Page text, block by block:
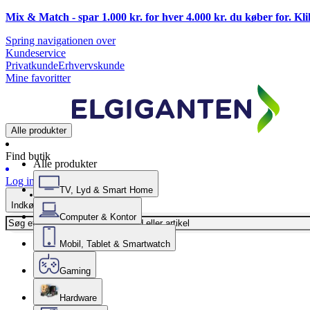
Mix & Match - spar 1.000 kr. for hver 4.000 kr. du køber for.
Spring navigationen over
Kundeservice
PrivatkundeErhvervskunde
Mine favoritter
Alle produkter
Find butik
Log ind
Indkøbskurv
Alle produkter
TV, Lyd & Smart Home
Computer & Kontor
Mobil, Tablet & Smartwatch
Gaming
Hardware